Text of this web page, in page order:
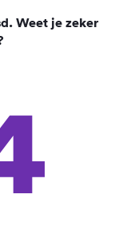
Weet je zeker